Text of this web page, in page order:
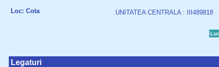
Loc: Cota UNITATEA CENTRALA : III489818
Legaturi